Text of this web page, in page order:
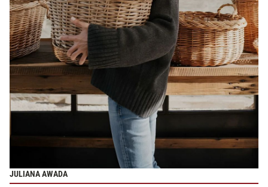
JULIANA AWADA